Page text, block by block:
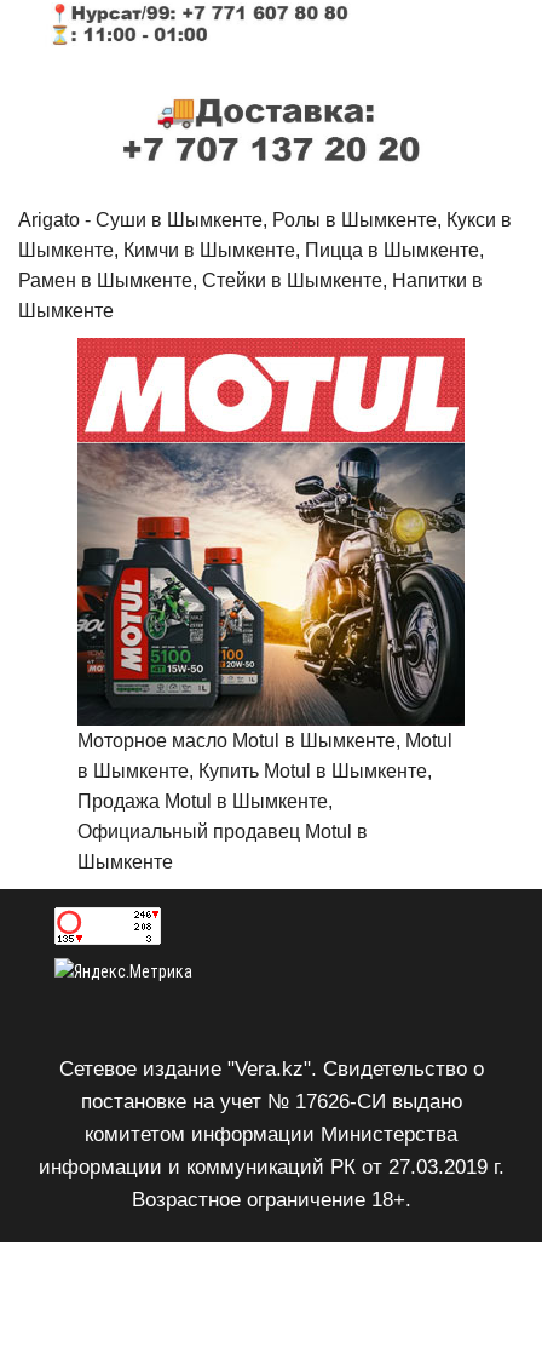
Arigato - Cуши в Шымкенте, Ролы в Шымкенте, Кукси в
Шымкенте, Кимчи в Шымкенте, Пицца в Шымкенте,
Рамен в Шымкенте, Стейки в Шымкенте, Напитки в
Шымкенте
Моторное масло Motul в Шымкенте, Motul
в Шымкенте, Купить Motul в Шымкенте,
Продажа Motul в Шымкенте,
Официальный продавец Motul в
Шымкенте
Сетевое издание "Vera.kz". Свидетельство о
постановке на учет № 17626-СИ выдано
комитетом информации Министерства
информации и коммуникаций РК от 27.03.2019 г.
Возрастное ограничение 18+.